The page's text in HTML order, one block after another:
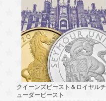
クイーンズビースト＆ロイヤルチ
ューダービースト